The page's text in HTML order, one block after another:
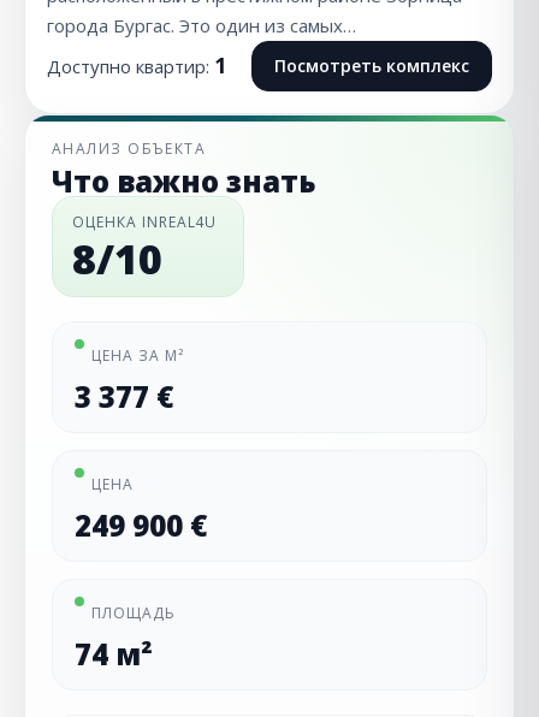
города Бургас. Это один из самых…
Доступно квартир: 1 Посмотреть комплекс
АНАЛИЗ ОБЪЕКТА
Что важно знать
ОЦЕНКА INREAL4U
8/10
ЦЕНА ЗА М²
3 377 €
ЦЕНА
249 900 €
ПЛОЩАДЬ
74 м²